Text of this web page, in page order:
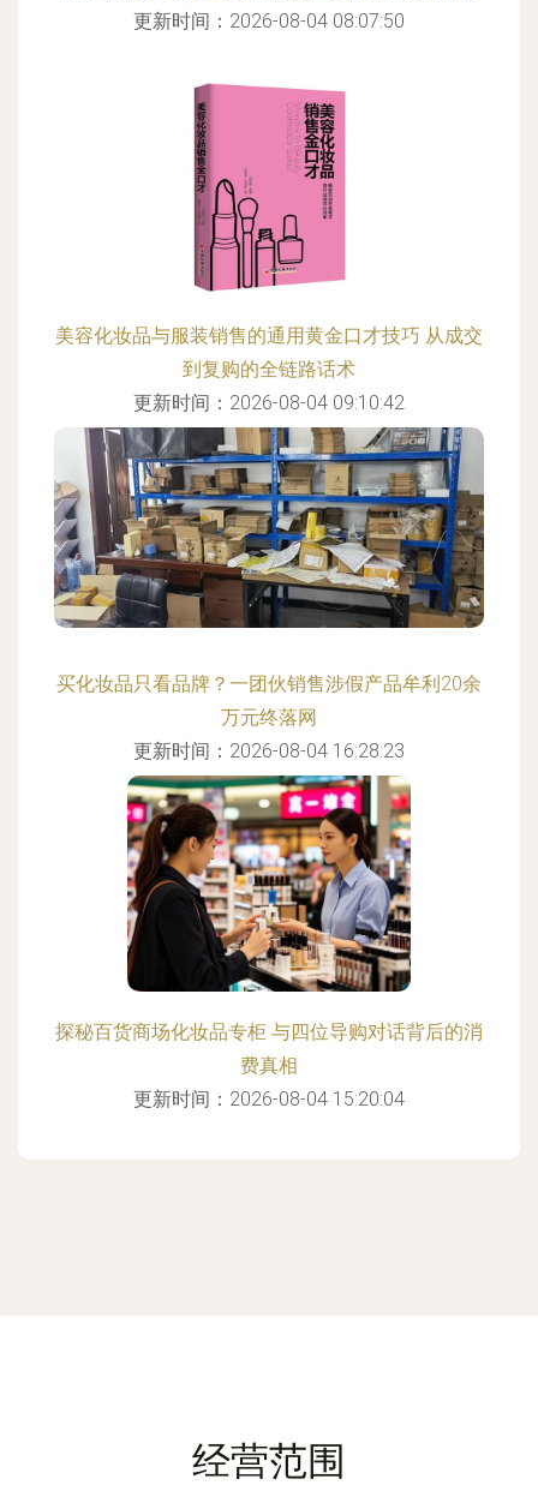
更新时间：2026-08-04 08:07:50
美容化妆品与服装销售的通用黄金口才技巧 从成交
到复购的全链路话术
更新时间：2026-08-04 09:10:42
买化妆品只看品牌？一团伙销售涉假产品牟利20余
万元终落网
更新时间：2026-08-04 16:28:23
探秘百货商场化妆品专柜 与四位导购对话背后的消
费真相
更新时间：2026-08-04 15:20:04
经营范围